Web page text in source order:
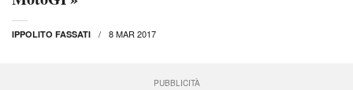
IPPOLITO FASSATI 8 MAR 2017
PUBBLICITÀ